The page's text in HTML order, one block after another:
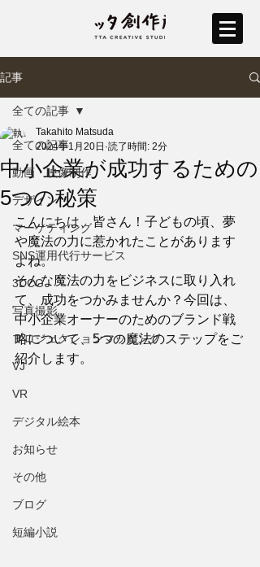
記事
全ての記事
動画・映像制作
デザイン
マーケティング
SNS運用代行サービス
3DCG
写真撮影
プロジェクションマッピング
VJ
VR
デジタル絵本
お知らせ
その他
ブログ
短編小説
全ての記事
中小企業が成功するための
5つの秘策
Takahito Matsuda
2024年1月20日 読了時間: 2分
こんにちは、皆さん！子どもの頃、夢
や魔法の力に惹かれたことがあります
よね。
そんな魔法の力をビジネスに取り入れ
て、成功をつかみませんか？今回は、
中小企業オーナーのためのブランド戦
略について、5つの魔法のステップをご
紹介します。